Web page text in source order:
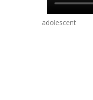
adolescent